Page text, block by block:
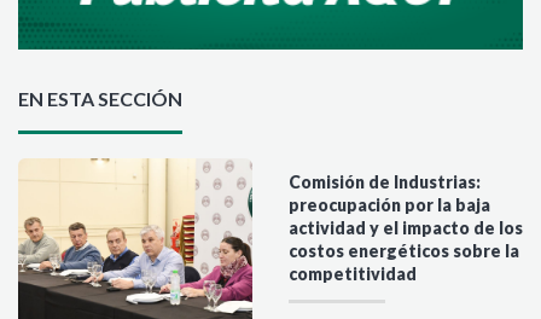
EN ESTA SECCIÓN
Comisión de Industrias:
preocupación por la baja
actividad y el impacto de los
costos energéticos sobre la
competitividad